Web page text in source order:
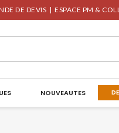
DE DEVIS | ESPACE PM &
NOUVEAUTES